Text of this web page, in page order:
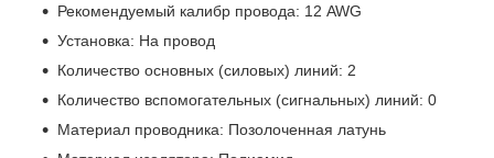
Рекомендуемый калибр провода: 12 AWG
Установка: На провод
Количество основных (силовых) линий: 2
Количество вспомогательных (сигнальных) линий: 0
Материал проводника: Позолоченная латунь